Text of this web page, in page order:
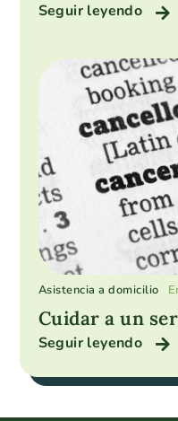
Seguir leyendo
Asistencia a domicilio
Cuidar a un
Seguir leyendo